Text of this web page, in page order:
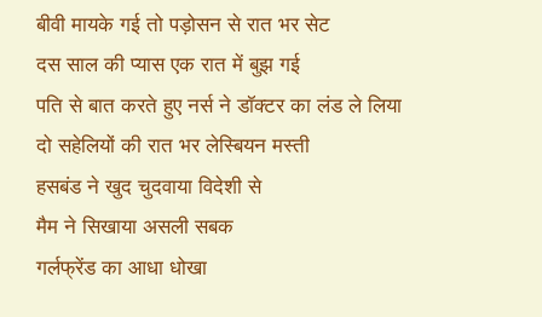
बीवी मायके गई तो पड़ोसन से रात भर सेट
दस साल की प्यास एक रात में बुझ गई
पति से बात करते हुए नर्स ने डॉक्टर का लंड ले लिया
दो सहेलियों की रात भर लेस्बियन मस्ती
हसबंड ने खुद चुदवाया विदेशी से
मैम ने सिखाया असली सबक
गर्लफ्रेंड का आधा धोखा